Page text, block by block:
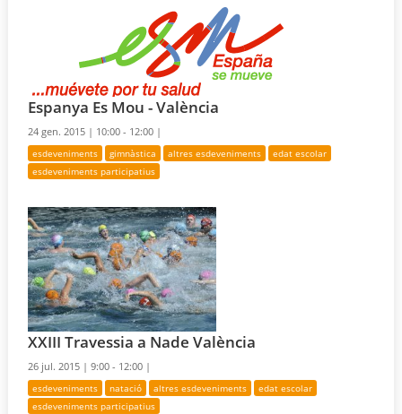
Espanya Es Mou - València
24 gen. 2015 | 10:00 - 12:00 |
esdeveniments gimnàstica altres esdeveniments
edat escolar
esdeveniments participatius
XXIII Travessia a Nade València
26 jul. 2015 |9:00 - 12:00 |
esdeveniments natació altres esdeveniments
edat escolar
esdeveniments participatius